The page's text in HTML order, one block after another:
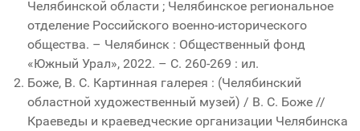
Челябинской области ; Челябинское региональное
отделение Российского военно-исторического
общества. – Челябинск : Общественный фонд
«Южный Урал», 2022. – С. 260-269 : ил.
Боже, В. С. Картинная галерея : (Челябинский
областной художественный музей) / В. С. Боже //
Краеведы и краеведческие организации Челябинска